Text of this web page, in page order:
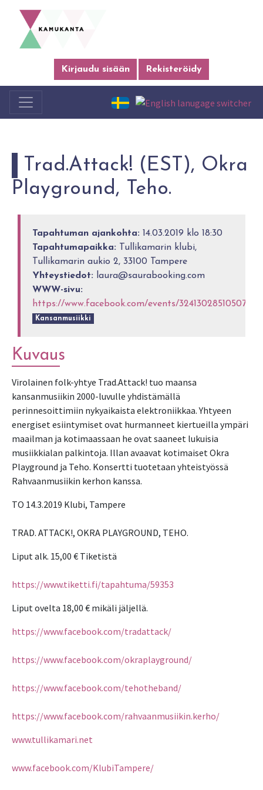
Kirjaudu sisään Rekisteröidy
Trad.Attack! (EST), Okra
Playground, Teho.
Tapahtuman ajankohta: 14.03.2019 klo 18:30
Tapahtumapaikka: Tullikamarin klubi,
Tullikamarin aukio 2, 33100 Tampere
Yhteystiedot: laura@saurabooking.com
WWW-sivu:
https://www.facebook.com/events/324130285105079/
Kansanmusiikki
Kuvaus
Virolainen folk-yhtye Trad.Attack! tuo maansa
kansanmusiikin 2000-luvulle yhdistämällä
perinnesoittimiin nykyaikaista elektroniikkaa. Yhtyeen
energiset esiintymiset ovat hurmanneet kiertueilla ympäri
maailman ja kotimaassaan he ovat saaneet lukuisia
musiikkialan palkintoja. Illan avaavat kotimaiset Okra
Playground ja Teho. Konsertti tuotetaan yhteistyössä
Rahvaanmusiikin kerhon kanssa.
TO 14.3.2019 Klubi, Tampere
TRAD. ATTACK!, OKRA PLAYGROUND, TEHO.
Liput alk. 15,00 € Tiketistä
https://www.tiketti.fi/tapahtuma/59353
Liput ovelta 18,00 € mikäli jäljellä.
https://www.facebook.com/tradattack/
https://www.facebook.com/okraplayground/
https://www.facebook.com/tehotheband/
https://www.facebook.com/rahvaanmusiikin.kerho/
www.tullikamari.net
www.facebook.com/KlubiTampere/